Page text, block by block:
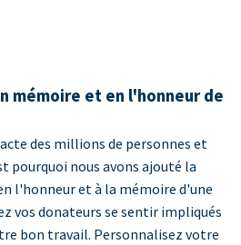
mémoire et en l'honneur de
des millions de personnes et
pourquoi nous avons ajouté la
l'honneur et à la mémoire d'une
vos donateurs se sentir impliqués
bon travail. Personnalisez votre